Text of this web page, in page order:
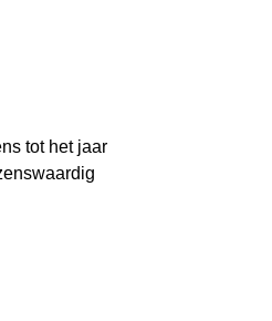
tot het jaar